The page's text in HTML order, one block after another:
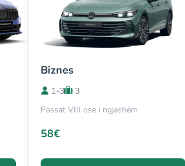
Biznes
1-3
3
Passat VIII ose i ngjashëm
58€